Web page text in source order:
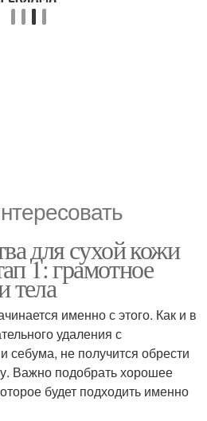
для сухой кожи
1: грамотное
тела
именно с этого. Как и в
удаления с
себума, не получится обрести
Важно подобрать хорошее
будет подходить именно